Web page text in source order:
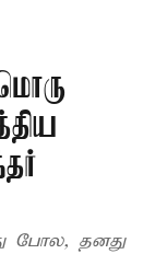
போல, தனது